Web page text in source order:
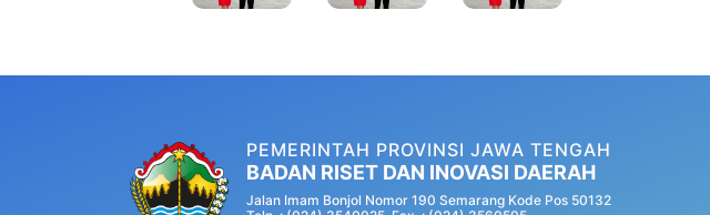
PEMERINTAH PROVINSI JAWA TENGAH
BADAN RISET DAN INOVASI DAERAH
Jalan Imam Bonjol Nomor 190 Semarang Kode Pos 50132